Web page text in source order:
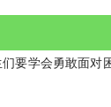
要学会勇敢面对